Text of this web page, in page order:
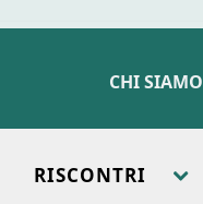
CHI SIAMO
RISCONTRI